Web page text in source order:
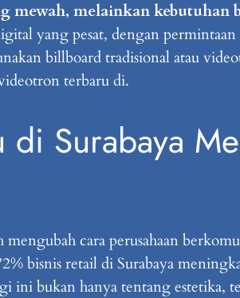
melainkan kebutuhan
yang pesat, dengan
billboard tradisional atau
terbaru di.
Surabaya
cara perusahaan
bisnis retail di Surabaya
ini bukan hanya tentang estetika,